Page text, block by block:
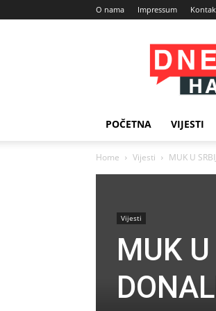
O nama Impressum
POČETNA VIJESTI
Home Vijesti MUK U
Vijesti
MUK